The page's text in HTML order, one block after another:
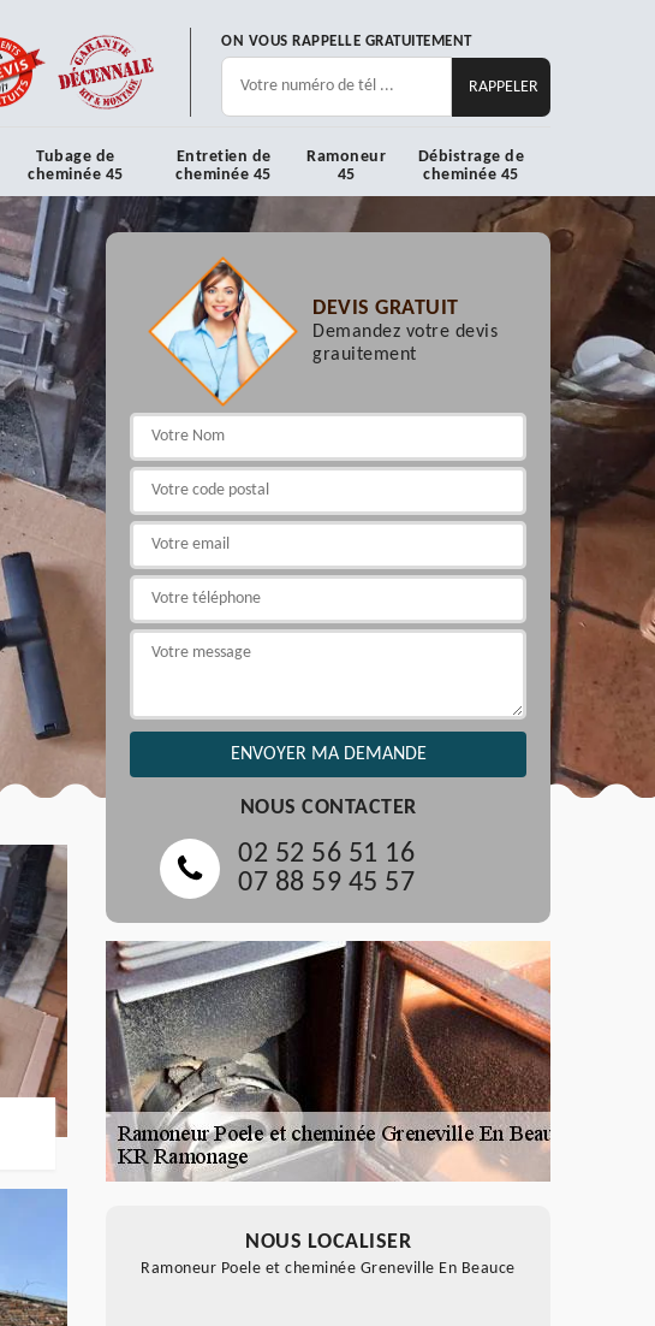
ON VOUS RAPPELLE GRATUITEMENT
Tubage de
cheminée 45
Entretien de
cheminée 45
Ramoneur
45
Débistrage de
cheminée 45
DEVIS GRATUIT
Demandez votre devis
grauitement
NOUS CONTACTER
02 52 56 51 16
07 88 59 45 57
NOUS LOCALISER
Ramoneur Poele et cheminée Greneville En Beauce